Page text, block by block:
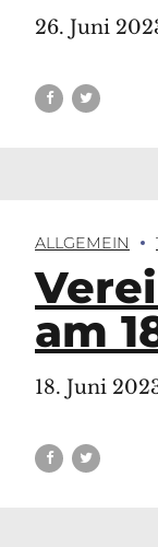
26. Juni
ALLGEMEIN
am
18. Juni